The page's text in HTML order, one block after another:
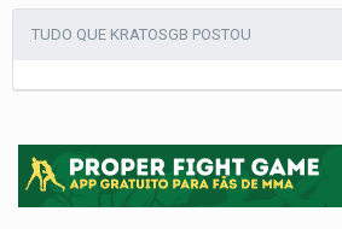
TUDO QUE KRATOSGB POSTOU